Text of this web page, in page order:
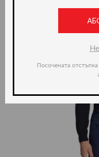
Посочената